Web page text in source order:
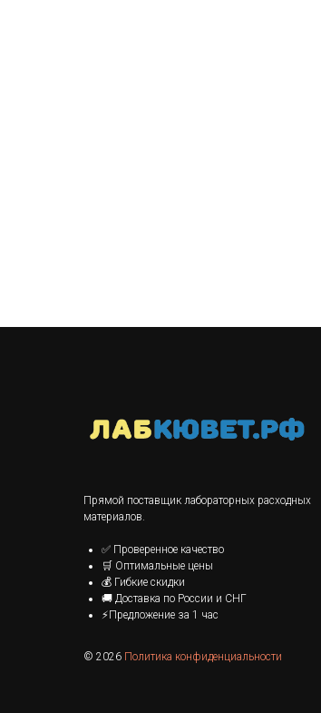
Прямой поставщик лабораторных расходных
материалов.
✅ Проверенное качество
🛒 Оптимальные цены
💰 Гибкие скидки
🚚 Доставка по России и СНГ
⚡Предложение за 1 час
© 2026 Политика конфиденциальности